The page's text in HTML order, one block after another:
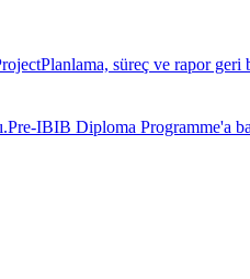
Planlama, süreç ve rapor geri
Pre-IBIB Diploma Programme'a